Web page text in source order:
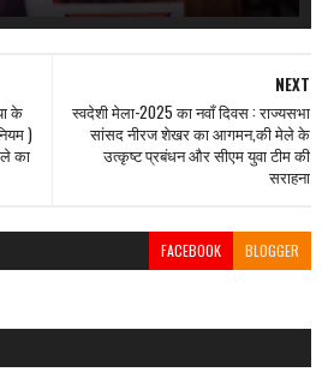
NEXT
स्वदेशी मेला-2025 का नवाँ दिवस : राज्यसभा
सांसद नीरज शेखर का आगमन,की मेले के
उत्कृष्ट प्रबंधन और सीएम युवा टीम की
सराहना
के
)
का
FACEBOOK BLOGGER